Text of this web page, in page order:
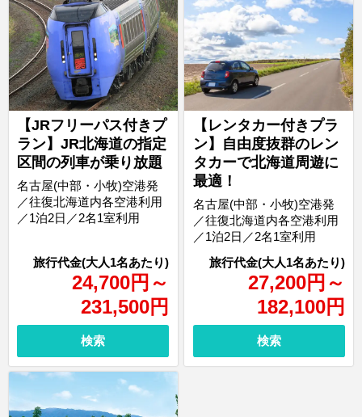
【JRフリーパス付きプ
ラン】JR北海道の指定
区間の列車が乗り放題
24,700円 ～
231,500円
名古屋(中部・小牧)空港発
／往復北海道内各空港利用
／1泊2日／2名1室利用
検索
【レンタカー付きプラ
ン】自由度抜群のレン
タカーで北海道周遊に
最適！
27,200円 ～
182,100円
名古屋(中部・小牧)空港発
／往復北海道内各空港利用
／1泊2日／2名1室利用
検索